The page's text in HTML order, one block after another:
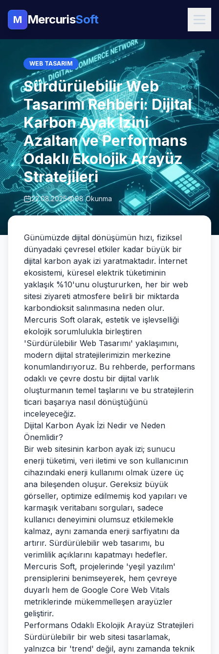
M MercurisSoft
WEB TASARIM
Sürdürülebilir Web
Tasarımı Rehberi: Dijital
Karbon Ayak İzini
Azaltan ve Performans
Odaklı Ekolojik Arayüz
Stratejileri
22.08.2025 98 Okunma
Günümüzde dijital dönüşümün hızı, fiziksel
dünyadaki çevresel etkiler kadar büyük bir
dijital karbon ayak izi yaratmaktadır. İnternet
ekosistemi, küresel elektrik tüketiminin
yaklaşık %10'unu oluştururken, her bir web
sitesi ziyareti atmosfere belirli bir miktarda
karbondioksit salınmasına neden olur.
Mercuris Soft olarak, estetik ve işlevselliği
ekolojik sorumlulukla birleştiren
'Sürdürülebilir Web Tasarımı' yaklaşımını,
modern dijital stratejilerimizin merkezine
konumlandırıyoruz. Bu rehberde, performans
odaklı ve çevre dostu bir dijital varlık
oluşturmanın temel taşlarını ve bu stratejilerin
ticari başarıya nasıl dönüştüğünü
inceleyeceğiz.
Dijital Karbon Ayak İzi Nedir ve Neden
Önemlidir?
Bir web sitesinin karbon ayak izi; sunucu
enerji tüketimi, veri iletimi ve son kullanıcının
cihazındaki enerji kullanımı olmak üzere üç
ana bileşenden oluşur. Gereksiz büyük
görseller, optimize edilmemiş kod yapıları ve
karmaşık veritabanı sorguları, sadece
kullanıcı deneyimini olumsuz etkilemekle
kalmaz, aynı zamanda enerji sarfiyatını da
artırır. Sürdürülebilir web tasarımı, bu
verimlilik açıklarını kapatmayı hedefler.
Mercuris Soft, projelerinde 'yeşil yazılım'
prensiplerini benimseyerek, hem çevreye
duyarlı hem de Google Core Web Vitals
metriklerinde mükemmelleşen arayüzler
geliştirir.
Performans Odaklı Ekolojik Arayüz Stratejileri
Sürdürülebilir bir web sitesi tasarlamak,
yalnızca bir 'trend' değil, aynı zamanda teknik